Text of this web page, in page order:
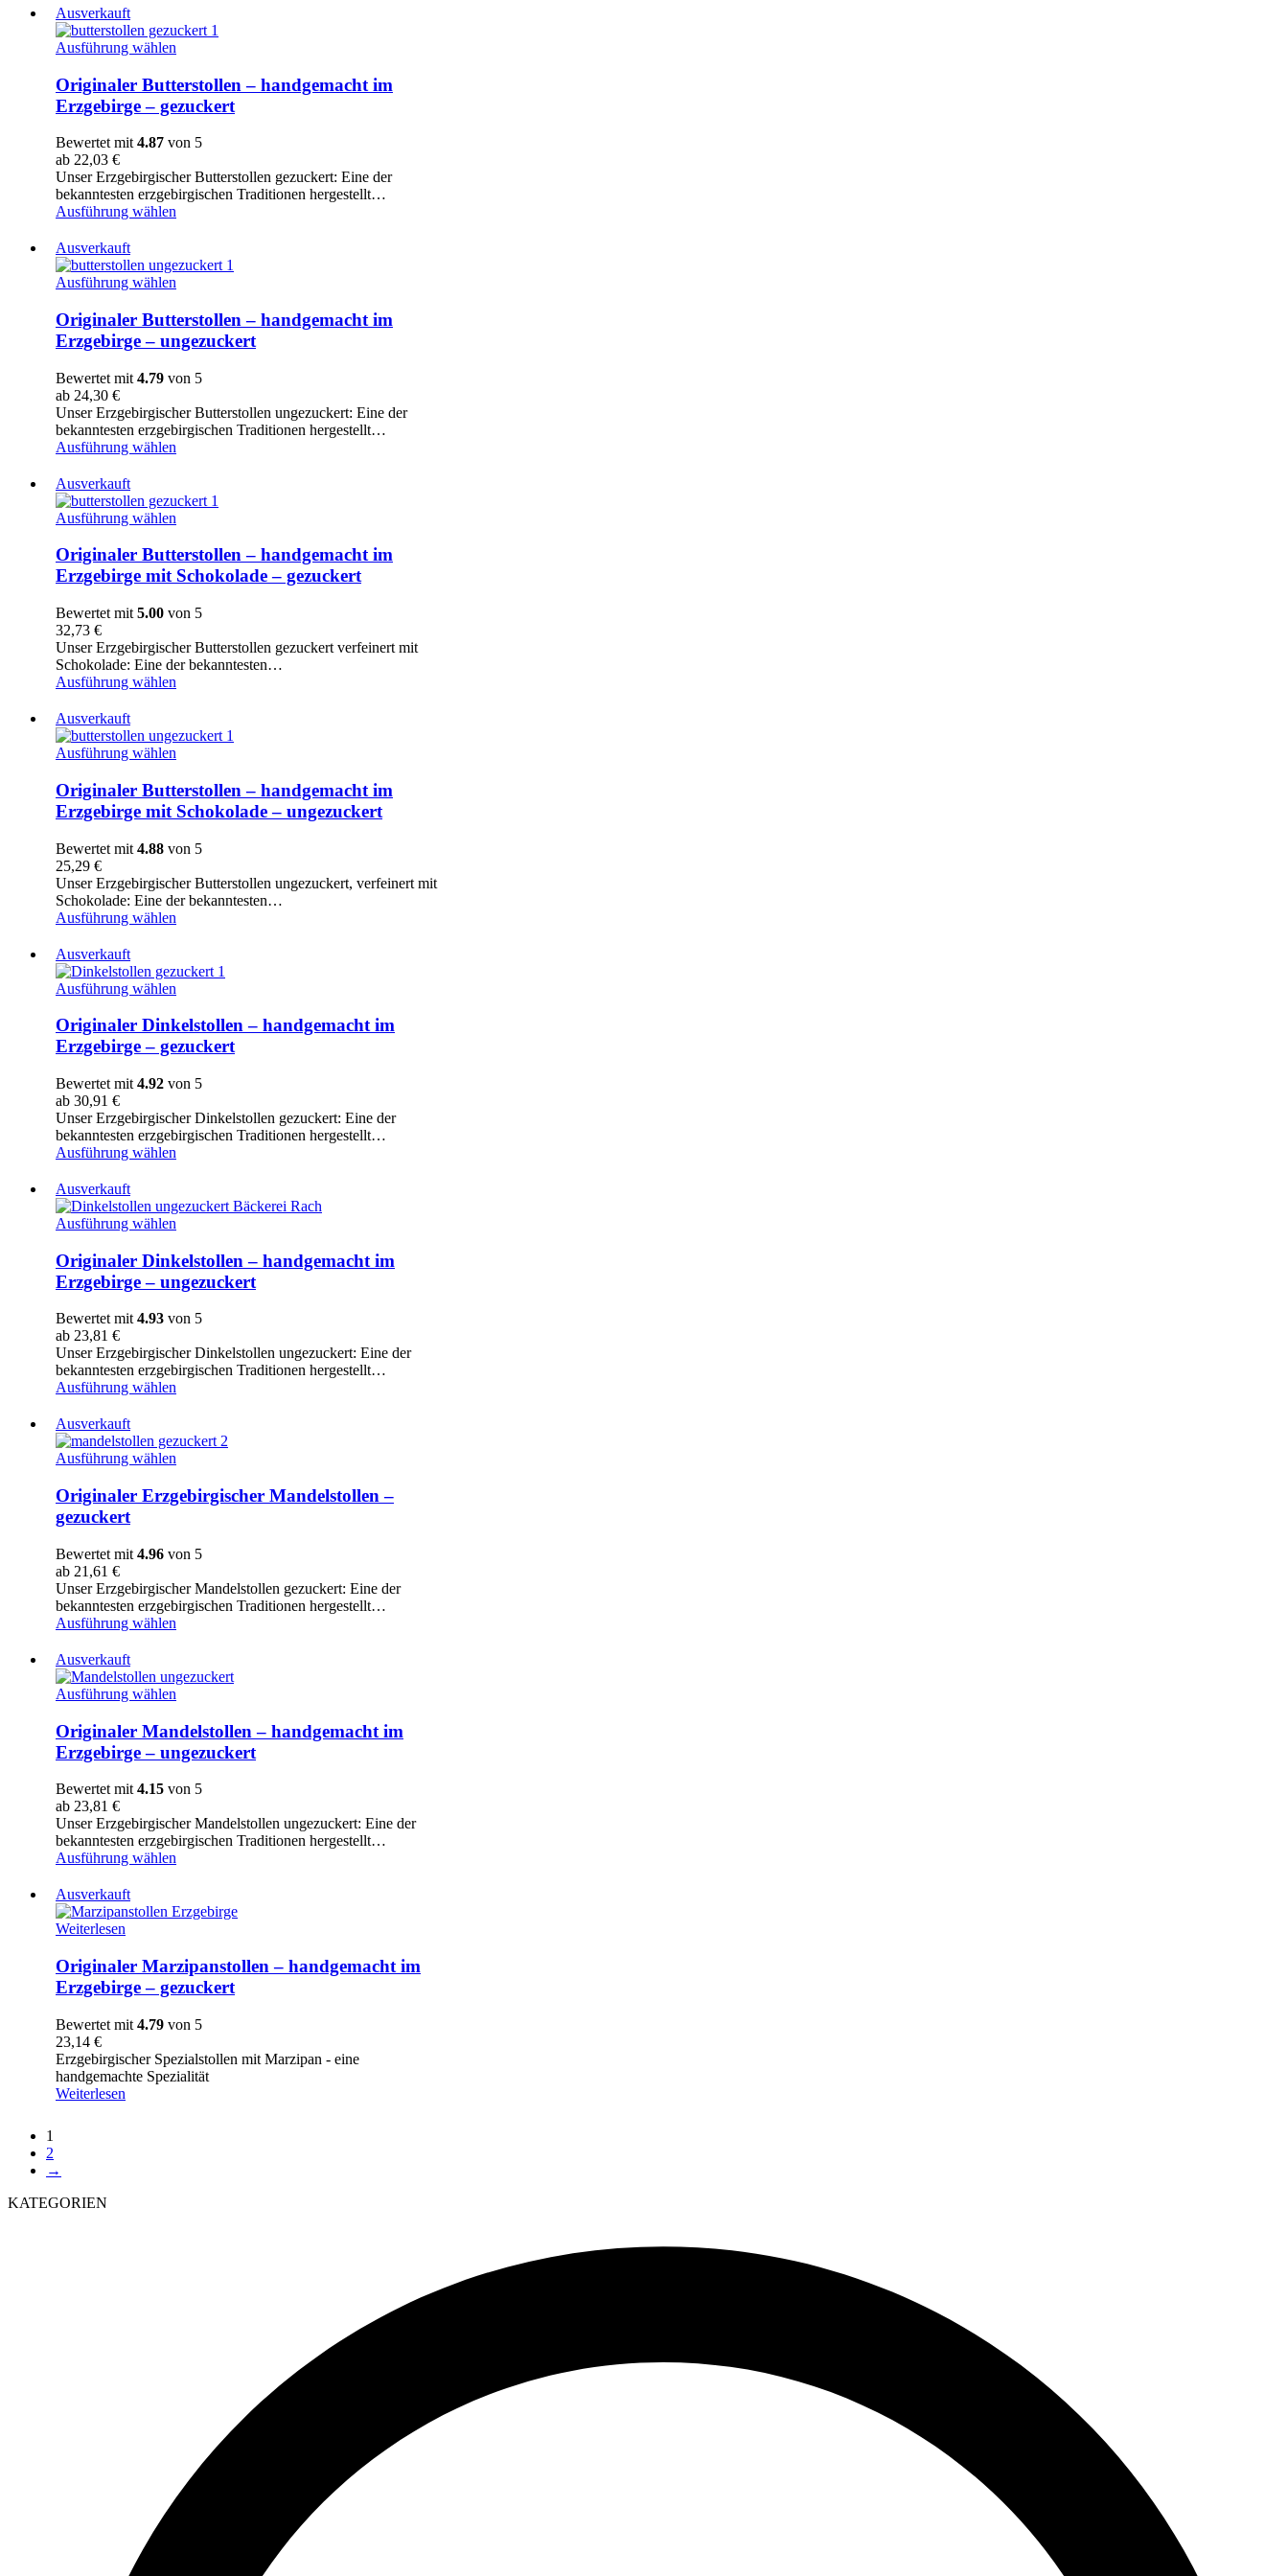
Ausverkauft
Originaler
–
handgemacht
im
-
gezuckert
Ausführung wählen
Originaler Butterstollen – handgemacht im
Erzgebirge – gezuckert
Bewertet mit 4.87 von 5
ab 22,03 €
Unser Erzgebirgischer Butterstollen gezuckert: Eine der
bekanntesten erzgebirgischen Traditionen hergestellt…
Ausführung wählen
Ausverkauft
Originaler
–
handgemacht
im
-
ungezuckert
Ausführung wählen
Originaler Butterstollen – handgemacht im
Erzgebirge – ungezuckert
Bewertet mit 4.79 von 5
ab 24,30 €
Unser Erzgebirgischer Butterstollen ungezuckert: Eine der
bekanntesten erzgebirgischen Traditionen hergestellt…
Ausführung wählen
Ausverkauft
Originaler
–
handgemacht
im
mit
Schokolade
-
gezuckert
Ausführung wählen
Originaler Butterstollen – handgemacht im
Erzgebirge mit Schokolade – gezuckert
Bewertet mit 5.00 von 5
32,73 €
Unser Erzgebirgischer Butterstollen gezuckert verfeinert mit
Schokolade: Eine der bekanntesten…
Ausführung wählen
Ausverkauft
Originaler
–
handgemacht
im
mit
Schokolade
-
ungezuckert
Ausführung wählen
Originaler Butterstollen – handgemacht im
Erzgebirge mit Schokolade – ungezuckert
Bewertet mit 4.88 von 5
25,29 €
Unser Erzgebirgischer Butterstollen ungezuckert, verfeinert mit
Schokolade: Eine der bekanntesten…
Ausführung wählen
Ausverkauft
Originaler
–
handgemacht
im
-
gezuckert
Ausführung wählen
Originaler Dinkelstollen – handgemacht im
Erzgebirge – gezuckert
Bewertet mit 4.92 von 5
ab 30,91 €
Unser Erzgebirgischer Dinkelstollen gezuckert: Eine der
bekanntesten erzgebirgischen Traditionen hergestellt…
Ausführung wählen
Ausverkauft
Originaler
–
handgemacht
im
-
ungezuckert
Ausführung wählen
Originaler Dinkelstollen – handgemacht im
Erzgebirge – ungezuckert
Bewertet mit4.93 von 5
ab 23,81 €
Unser Erzgebirgischer Dinkelstollen ungezuckert: Eine der
bekanntesten erzgebirgischen Traditionen hergestellt…
Ausführung wählen
Ausverkauft
Originaler
Mandelstollen
-
gezuckert
Ausführung wählen
Originaler Erzgebirgischer Mandelstollen –
gezuckert
Bewertet mit 4.96 von 5
ab 21,61 €
Unser Erzgebirgischer Mandelstollen gezuckert: Eine der
bekanntesten erzgebirgischen Traditionen hergestellt…
Ausführung wählen
Ausverkauft
Originaler
–
handgemacht
im
-
ungezuckert
Ausführung wählen
Originaler Mandelstollen – handgemacht im
Erzgebirge – ungezuckert
Bewertet mit 4.15 von 5
ab 23,81 €
Unser Erzgebirgischer Mandelstollen ungezuckert: Eine der
bekanntesten erzgebirgischen Traditionen hergestellt…
Ausführung wählen
Ausverkauft
Originaler
-
handgemacht
im
-
gezuckert
Weiterlesen
Originaler Marzipanstollen – handgemacht im
Erzgebirge – gezuckert
Bewertet mit 4.79 von 5
23,14 €
Erzgebirgischer Spezialstollen mit Marzipan - eine
handgemachte Spezialität
Weiterlesen
1
2
→
KATEGORIEN